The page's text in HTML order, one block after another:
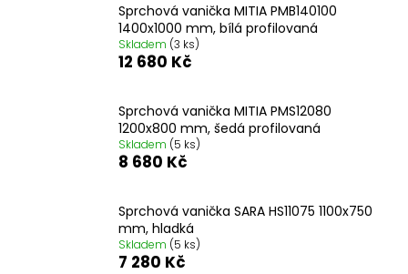
Sprchová vanička MITIA PMB140100
1400x1000 mm, bílá profilovaná
Skladem (3 ks)
12 680 Kč
Sprchová vanička MITIA PMS12080
1200x800 mm, šedá profilovaná
Skladem (5 ks)
8 680 Kč
Sprchová vanička SARA HS11075 1100x750
mm, hladká
Skladem (5 ks)
7 280 Kč
HLEDAT